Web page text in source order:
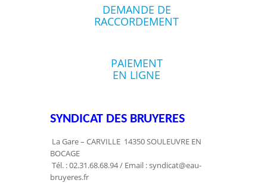
DEMANDE DE
RACCORDEMENT
PAIEMENT
EN LIGNE
SYNDICAT DES BRUYERES
La Gare – CARVILLE 14350 SOULEUVRE EN
BOCAGE
Tél. : 02.31.68.68.94 / Email : syndicat@eau-
bruyeres.fr